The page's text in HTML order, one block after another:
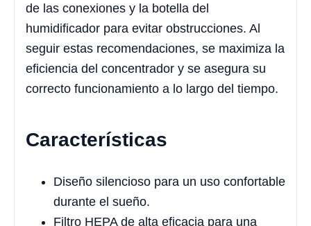
de las conexiones y la botella del
humidificador para evitar obstrucciones. Al
seguir estas recomendaciones, se maximiza la
eficiencia del concentrador y se asegura su
correcto funcionamiento a lo largo del tiempo.
Características
Diseño silencioso para un uso confortable
durante el sueño.
Filtro HEPA de alta eficacia para una